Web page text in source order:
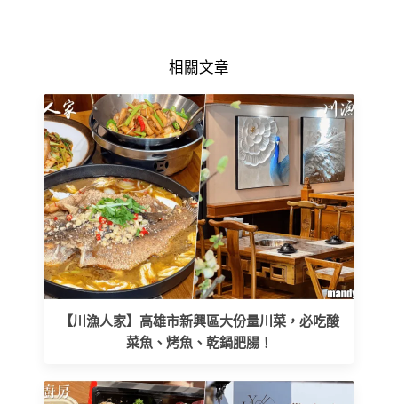
相關文章
【川漁人家】高雄市新興區大份量川菜，必吃酸
菜魚、烤魚、乾鍋肥腸！